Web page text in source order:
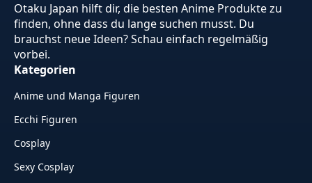
Otaku Japan hilft dir, die besten Anime Produkte zu
finden, ohne dass du lange suchen musst. Du
brauchst neue Ideen? Schau einfach regelmäßig
vorbei.
Kategorien
Anime und Manga Figuren
Ecchi Figuren
Cosplay
Sexy Cosplay